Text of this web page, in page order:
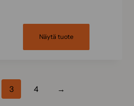
Näytä tuote
3 4 →